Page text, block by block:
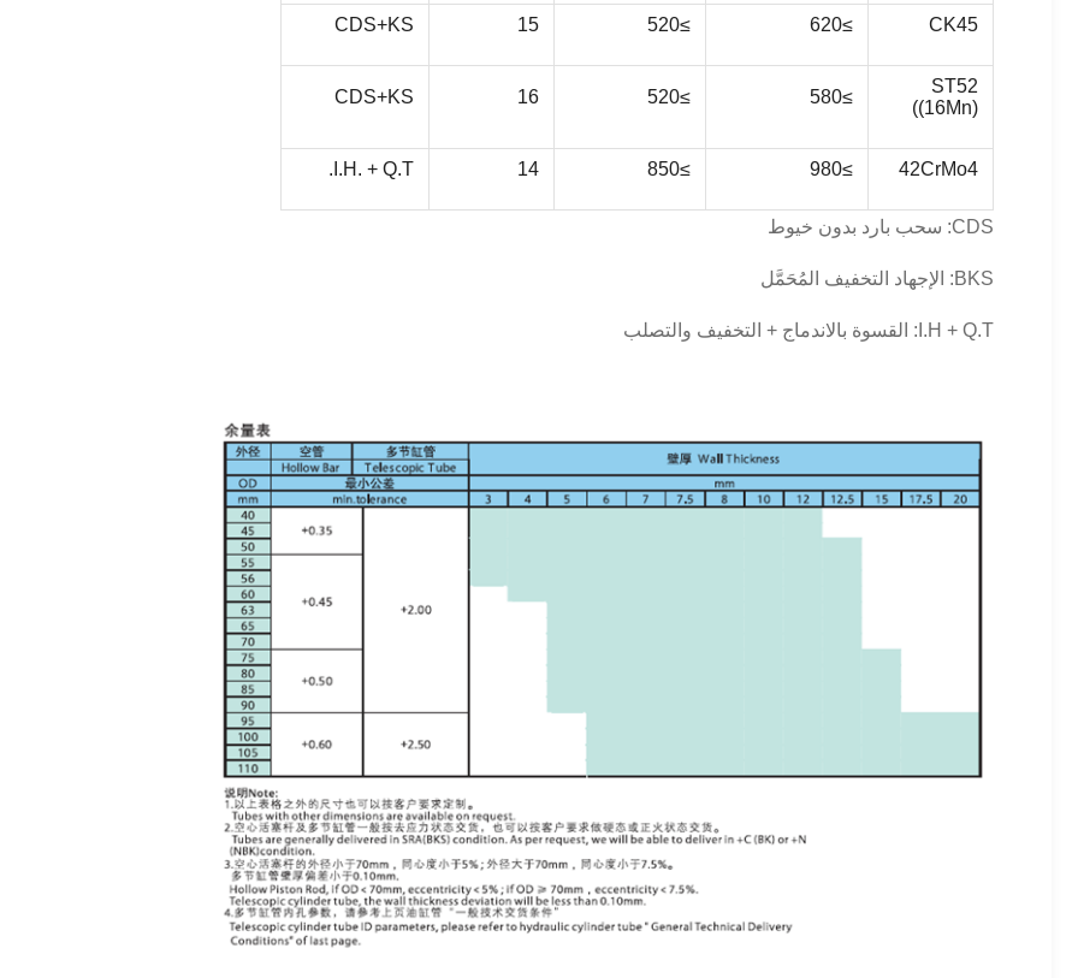
CK45
≥620
≥520
15
CDS+KS
ST52
((16Mn)
≥580
≥520
16
CDS+KS
42CrMo4
≥980
≥850
14
I.H. + Q.T.
CDS: سحب بارد بدون خيوط
BKS: الإجهاد التخفيف المُحَمَّل
I.H + Q.T: القسوة بالاندماج + التخفيف والتصلب